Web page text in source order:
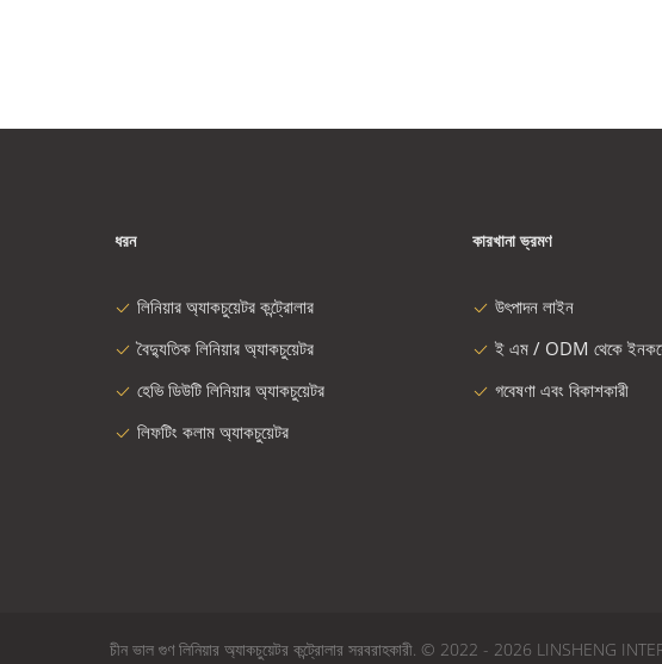
ধরন
লিনিয়ার অ্যাকচুয়েটর কন্ট্রোলার
বৈদ্যুতিক লিনিয়ার অ্যাকচুয়েটর
হেভি ডিউটি ​​লিনিয়ার অ্যাকচুয়েটর
লিফটিং কলাম অ্যাকচুয়েটর
কারখানা ভ্রমণ
উৎপাদন লাইন
ই এম / ODM থেকে
গবেষণা এবং বিকাশকারী
চীন ভাল গুণ লিনিয়ার অ্যাকচুয়েটর কন্ট্রোলার সরবরাহকারী. © 2022 - 2026 LINSHENG